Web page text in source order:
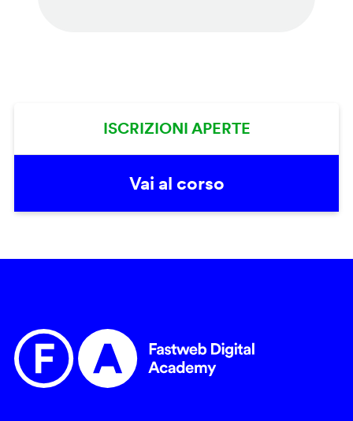
ISCRIZIONI APERTE
Vai al corso